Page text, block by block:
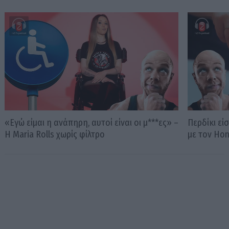
«Εγώ είμαι η ανάπηρη, αυτοί είναι οι μ***ες» –
Η Maria Rolls χωρίς φίλτρο
Περδίκι
με τον